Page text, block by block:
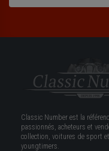
Classic Number est la
passionnés, acheteurs et
collection, voitures de sport
youngtimers.